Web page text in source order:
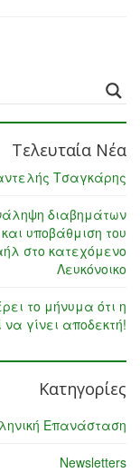
Τελευταία Νέα
Τσαγκάρης
διαβημάτων
υποβάθμιση του
στο κατεχόμενο
Λευκόνοικο
το μήνυμα ότι η
γίνει αποδεκτή!
Κατηγορίες
Επανάσταση
Newsletters